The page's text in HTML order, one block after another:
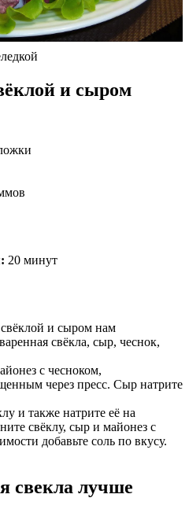
и сыром
20 минут
свёклой и сыром нам
свёкла, сыр, чеснок,
с чесноком,
через пресс. Сыр натрите
и также натрите её на
свёклу, сыр и майонез с
добавьте соль по вкусу.
свекла лучше